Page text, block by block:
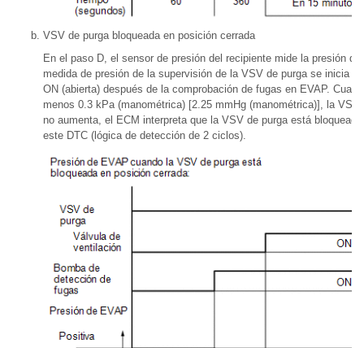
VSV de purga bloqueada en posición cerrada
En el paso D, el sensor de presión del recipiente mide la presión
medida de presión de la supervisión de la VSV de purga se inicia
ON (abierta) después de la comprobación de fugas en EVAP.
menos 0.3 kPa (manométrica) [2.25 mmHg (manométrica)], la
no aumenta, el ECM interpreta que la VSV de purga está
este DTC (lógica de detección de 2 ciclos).